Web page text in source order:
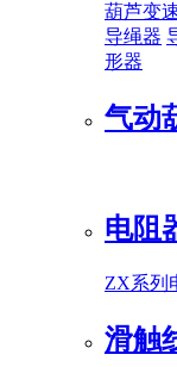
葫芦变
导绳器
形器
气动
电阻
ZX系列
滑触